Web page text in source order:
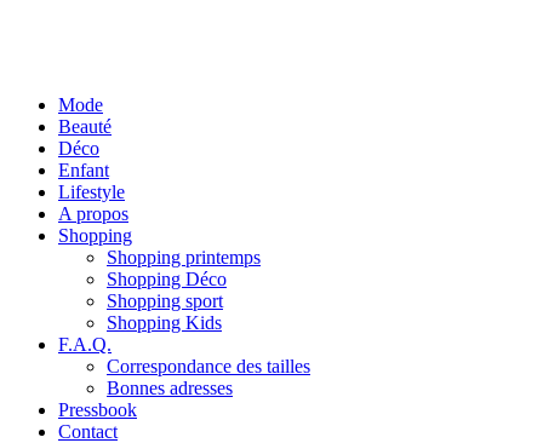
Mode
Beauté
Déco
Enfant
Lifestyle
A propos
Shopping
Shopping printemps
Shopping Déco
Shopping sport
Shopping Kids
F.A.Q.
Correspondance des tailles
Bonnes adresses
Pressbook
Contact